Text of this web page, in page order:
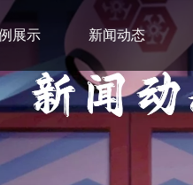
展示 新闻动态